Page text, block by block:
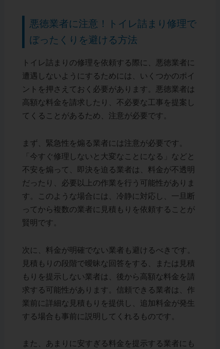
悪徳業者に注意！トイレ詰まり修理で
ぼったくりを避ける方法
トイレ詰まりの修理を依頼する際に、悪徳業者に
遭遇しないようにするためには、いくつかのポイ
ントを押さえておく必要があります。悪徳業者は
高額な料金を請求したり、不必要な工事を提案し
てくることがあるため、注意が必要です。
まず、緊急性を煽る業者には注意が必要です。
「今すぐ修理しないと大変なことになる」などと
不安を煽って、即決を迫る業者は、料金が不透明
だったり、必要以上の作業を行う可能性がありま
す。このような場合には、冷静に対応し、一旦断
ってから複数の業者に見積もりを依頼することが
賢明です。
次に、料金が明確でない業者も避けるべきです。
見積もりの段階で曖昧な回答をする、または見積
もりを提示しない業者は、後から高額な料金を請
求する可能性があります。信頼できる業者は、作
業前に詳細な見積もりを提供し、追加料金が発生
する場合も事前に説明してくれるものです。
また、あまりに安すぎる料金を提示する業者にも